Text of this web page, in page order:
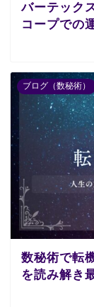
バーテック
コープでの
ブログ（数秘術）
数秘術で転
を読み解き